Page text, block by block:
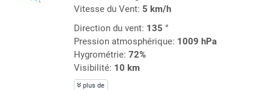
Vitesse du Vent: 5 km/h
Direction du vent: 135 °
Pression atmosphérique: 1009 hPa
Hygrométrie: 72%
Visibilité: 10 km
plus de